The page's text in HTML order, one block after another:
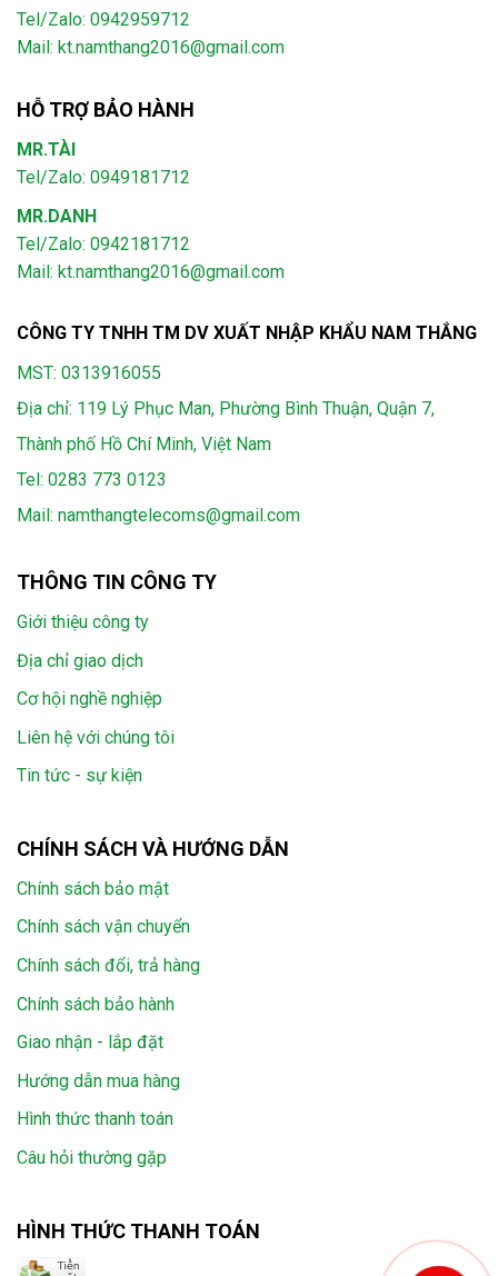
Tel/Zalo: 0942959712
Mail: kt.namthang2016@gmail.com
HỖ TRỢ BẢO HÀNH
MR.TÀI
Tel/Zalo: 0949181712
MR.DANH
Tel/Zalo: 0942181712
Mail: kt.namthang2016@gmail.com
CÔNG TY TNHH TM DV XUẤT NHẬP KHẨU NAM THẮNG
MST: 0313916055
Địa chỉ: 119 Lý Phục Man, Phường Bình Thuận, Quận 7,
Thành phố Hồ Chí Minh, Việt Nam
Tel: 0283 773 0123
Mail: namthangtelecoms@gmail.com
THÔNG TIN CÔNG TY
Giới thiệu công ty
Địa chỉ giao dịch
Cơ hội nghề nghiệp
Liên hệ với chúng tôi
Tin tức - sự kiện
CHÍNH SÁCH VÀ HƯỚNG DẪN
Chính sách bảo mật
Chính sách vận chuyển
Chính sách đổi, trả hàng
Chính sách bảo hành
Giao nhận - lắp đặt
Hướng dẫn mua hàng
Hình thức thanh toán
Câu hỏi thường gặp
HÌNH THỨC THANH TOÁN